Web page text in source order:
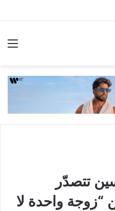
تتصدّر
“زوجة واحدة لا